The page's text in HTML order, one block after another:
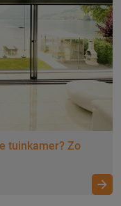
tuinkamer? Zo